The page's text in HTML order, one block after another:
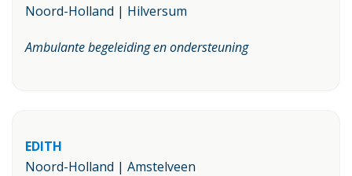
Noord-Holland | Hilversum
Ambulante begeleiding en ondersteuning
EDITH
Noord-Holland | Amstelveen